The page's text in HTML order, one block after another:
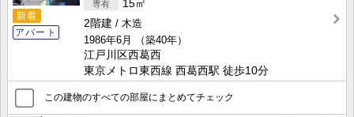
新着
アパート
15㎡
2階建
木造
1986年6月
（築40年）
江戸川区西葛西
東京メトロ東西線 西葛西駅 徒歩10分
この建物のすべての部屋にまとめてチェック